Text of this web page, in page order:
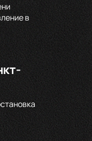
в